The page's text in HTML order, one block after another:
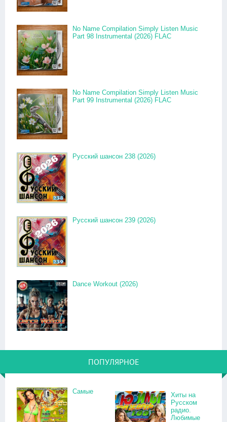
No Name Compilation Simply Listen Music
Part 98 Instrumental (2026) FLAC
No Name Compilation Simply Listen Music
Part 99 Instrumental (2026) FLAC
Русский шансон 238 (2026)
Русский шансон 239 (2026)
Dance Workout (2026)
ПОПУЛЯРНОЕ
Самые
Хиты на
Русском
радио.
Любимые